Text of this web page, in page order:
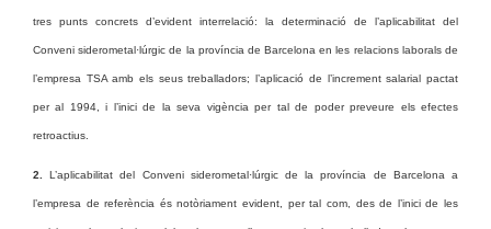
tres punts concrets d’evident interrelació: la determinació de l’aplicabilitat del
Conveni siderometal·lúrgic de la província de Barcelona en les relacions laborals de
l’empresa TSA amb els seus treballadors; l’aplicació de l’increment salarial pactat
per al 1994, i l’inici de la seva vigència per tal de poder preveure els efectes
retroactius.
2. L’aplicabilitat del Conveni siderometal·lúrgic de la província de Barcelona a
l’empresa de referència és notòriament evident, per tal com, des de l’inici de les